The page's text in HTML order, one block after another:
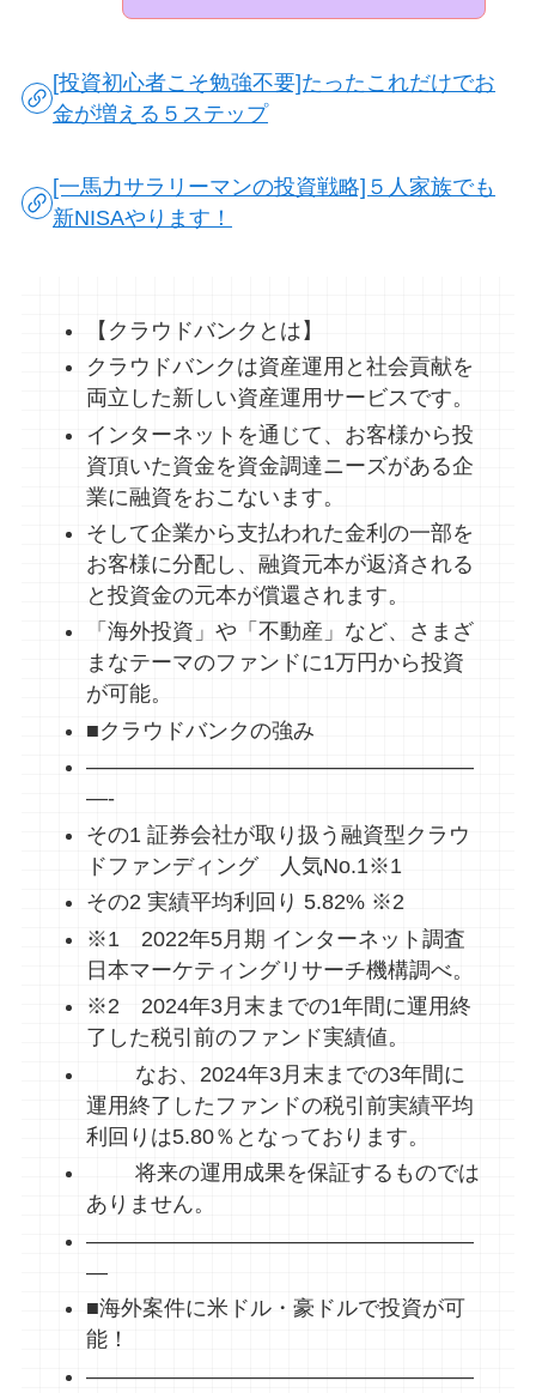
[投資初心者こそ勉強不要]たったこれだけでお
金が増える５ステップ
[一馬力サラリーマンの投資戦略]５人家族でも
新NISAやります！
【クラウドバンクとは】
クラウドバンクは資産運用と社会貢献を
両立した新しい資産運用サービスです。
インターネットを通じて、お客様から投
資頂いた資金を資金調達ニーズがある企
業に融資をおこないます。
そして企業から支払われた金利の一部を
お客様に分配し、融資元本が返済される
と投資金の元本が償還されます。
「海外投資」や「不動産」など、さまざ
まなテーマのファンドに1万円から投資
が可能。
■クラウドバンクの強み
——————————————————
—-
その1 証券会社が取り扱う融資型クラウ
ドファンディング 人気No.1※1
その2 実績平均利回り 5.82% ※2
※1 2022年5月期 インターネット調査
日本マーケティングリサーチ機構調べ。
※2 2024年3月末までの1年間に運用終
了した税引前のファンド実績値。
なお、2024年3月末までの3年間に
運用終了したファンドの税引前実績平均
利回りは5.80％となっております。
将来の運用成果を保証するものでは
ありません。
——————————————————
—
■海外案件に米ドル・豪ドルで投資が可
能！
——————————————————